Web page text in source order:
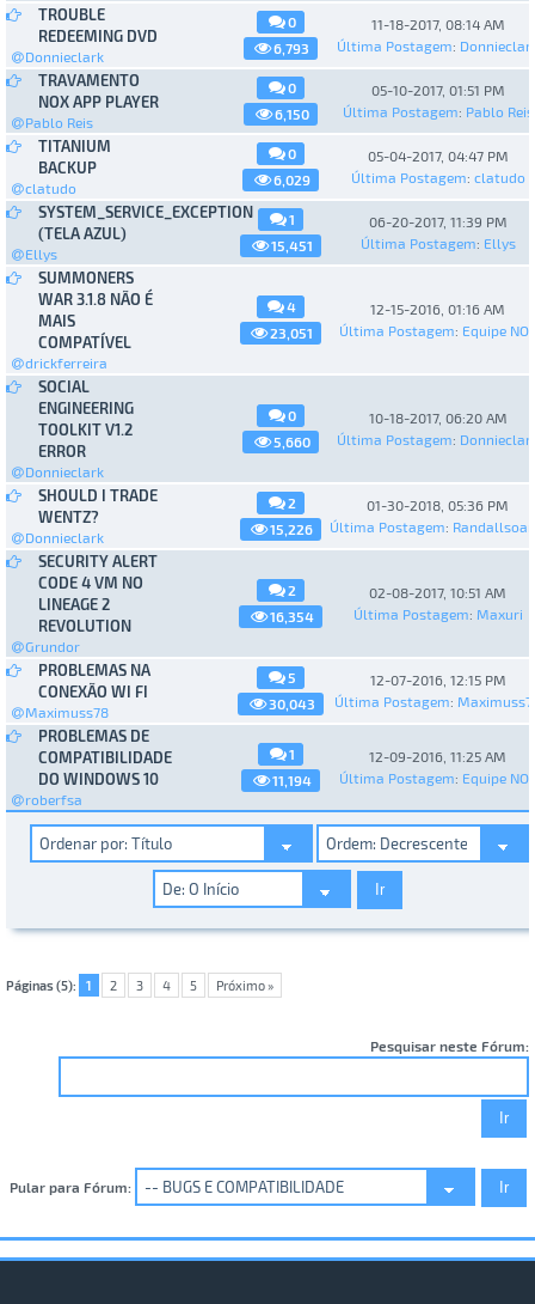
TROUBLE
REDEEMING DVD
Donnieclark
0
6,793
11-18-2017, 08:14 AM
Última Postagem:
TRAVAMENTO
NOX APP PLAYER
Pablo Reis
0
6,150
05-10-2017, 01:51 PM
Última Postagem: Pablo Reis
TITANIUM
BACKUP
clatudo
0
6,029
05-04-2017, 04:47 PM
Última Postagem: clatudo
SYSTEM_SERVICE_EXCEPTION
(TELA AZUL)
Ellys
1
15,451
06-20-2017, 11:39 PM
Última Postagem: Ellys
SUMMONERS
WAR 3.1.8 NÃO É
MAIS
COMPATÍVEL
drickferreira
4
23,051
12-15-2016, 01:16 AM
Última Postagem: Equipe
SOCIAL
ENGINEERING
TOOLKIT V1.2
ERROR
Donnieclark
0
5,660
10-18-2017, 06:20 AM
Última Postagem:
SHOULD I TRADE
WENTZ?
Donnieclark
2
15,226
01-30-2018, 05:36 PM
Última Postagem:
SECURITY ALERT
CODE 4 VM NO
LINEAGE 2
REVOLUTION
Grundor
2
16,354
02-08-2017, 10:51 AM
Última Postagem: Maxuri
PROBLEMAS NA
CONEXÃO WI FI
Maximuss78
5
30,043
12-07-2016, 12:15 PM
Última Postagem:
PROBLEMAS DE
COMPATIBILIDADE
DO WINDOWS 10
roberfsa
1
11,194
12-09-2016, 11:25 AM
Última Postagem: Equipe
Páginas (5): 1 2 3 4 5 Próximo »
Pesquisar neste Fórum:
Pular para Fórum: